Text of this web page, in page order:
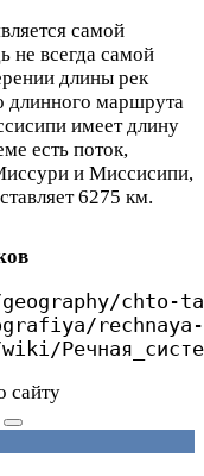
самой
не всегда самой
длины рек
длинного маршрута
имеет длину
есть поток,
и Миссисипи,
6275 км.
chto-
сайту